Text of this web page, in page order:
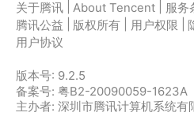
关于腾讯 About Tencent 服务
腾讯公益
版权所有 用户权限
用户协议
版本号: 9.2.5
备案号: 粤B2-20090059-1623A
主办者: 深圳市腾讯计算机系统有